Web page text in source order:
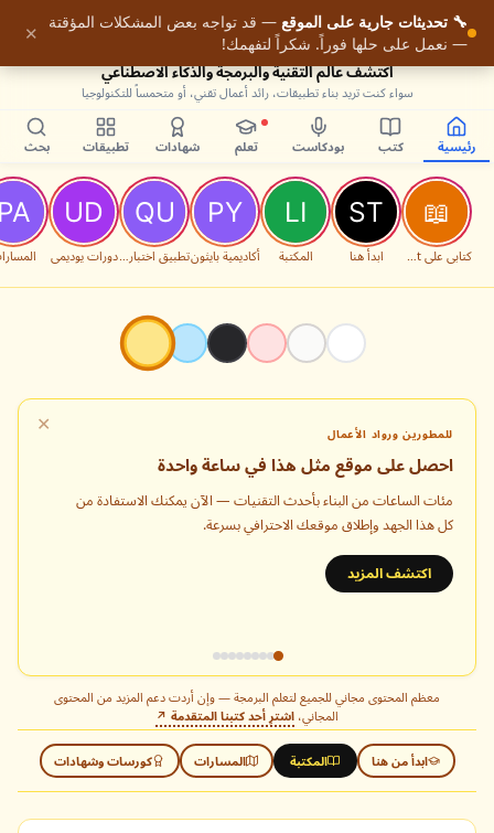
اكتشف عالم التقنية والبرمجة والذكاء الاصطناعي
سواء كنت تريد بناء تطبيقات، رائد أعمال تقني، أو متحمساً للتكنولوجيا
رئيسية كتب بودكاست تعلم شهادات تطبيقات بحث
كتابي على Packt ابدأ هنا المكتبة أكاديمية بايثون تطبيق اختبارات البرمجةدورات يوديمي
✕ للمطورين ورواد الأعمال
احصل على موقع مثل هذا في ساعة واحدة
مئات الساعات من البناء بأحدث التقنيات — الآن يمكنك الاستفادة من
كل هذا الجهد وإطلاق موقعك الاحترافي بسرعة.
اكتشف المزيد
معظم المحتوى مجاني للجميع لتعلم البرمجة — وإن أردت دعم المزيد من المحتوى
المجاني، اشترِ أحد كتبنا المتقدمة ↗
ابدأ من هنا المكتبة المسارات كورسات وشهادات
🔧 تحديثات جارية على الموقع — قد تواجه بعض المشكلات المؤقتة
— نعمل على حلها فوراً. شكراً لتفهمك!
✕